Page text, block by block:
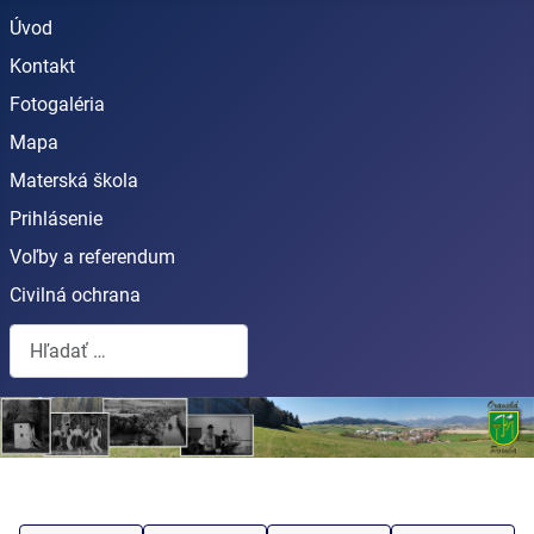
Úvod
Kontakt
Fotogaléria
Mapa
Materská škola
Prihlásenie
Voľby a referendum
Civilná ochrana
Hľadať...